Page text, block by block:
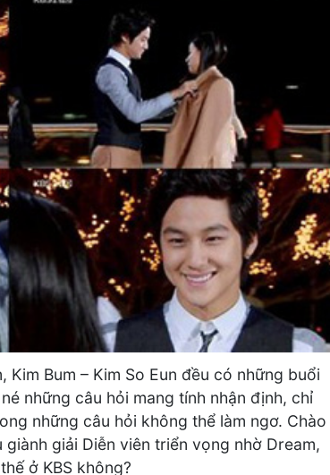
Bum – Kim So Eun đều có những buổi
những câu hỏi mang tính nhận định, chỉ
những câu hỏi không thể làm ngơ. Chào
giải Diễn viên triển vọng nhờ Dream,
ở KBS không?